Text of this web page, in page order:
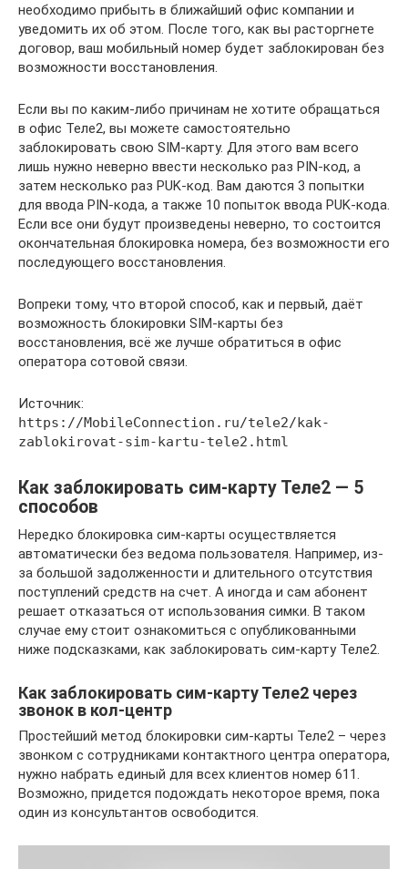
необходимо прибыть в ближайший офис компании и
уведомить их об этом. После того, как вы расторгнете
договор, ваш мобильный номер будет заблокирован без
возможности восстановления.
Если вы по каким-либо причинам не хотите обращаться
в офис Теле2, вы можете самостоятельно
заблокировать свою SIM-карту. Для этого вам всего
лишь нужно неверно ввести несколько раз PIN-код, а
затем несколько раз PUK-код. Вам даются 3 попытки
для ввода PIN-кода, а также 10 попыток ввода PUK-кода.
Если все они будут произведены неверно, то состоится
окончательная блокировка номера, без возможности его
последующего восстановления.
Вопреки тому, что второй способ, как и первый, даёт
возможность блокировки SIM-карты без
восстановления, всё же лучше обратиться в офис
оператора сотовой связи.
Источник:
https://MobileConnection.ru/tele2/kak-
zablokirovat-sim-kartu-tele2.html
Как заблокировать сим-карту Теле2 — 5
способов
Нередко блокировка сим-карты осуществляется
автоматически без ведома пользователя. Например, из-
за большой задолженности и длительного отсутствия
поступлений средств на счет. А иногда и сам абонент
решает отказаться от использования симки. В таком
случае ему стоит ознакомиться с опубликованными
ниже подсказками, как заблокировать сим-карту Теле2.
Как заблокировать сим-карту Теле2 через
звонок в кол-центр
Простейший метод блокировки сим-карты Теле2 – через
звонком с сотрудниками контактного центра оператора,
нужно набрать единый для всех клиентов номер 611.
Возможно, придется подождать некоторое время, пока
один из консультантов освободится.